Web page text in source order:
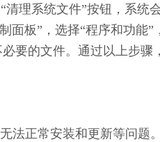
理系统文件”按钮，系统
面板”，选择“程序和功能
要的文件。通过以上步骤
法正常安装和更新等问题